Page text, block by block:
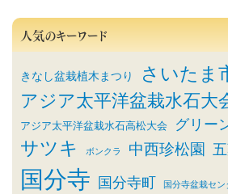
人気のキーワード
きなし盆栽植木まつり さいたま
アジア太平洋盆栽水石大
アジア太平洋盆栽水石高松大会 グリー
サツキ ボンクラ 中西珍松園
国分寺 国分寺町 国分寺盆栽セン